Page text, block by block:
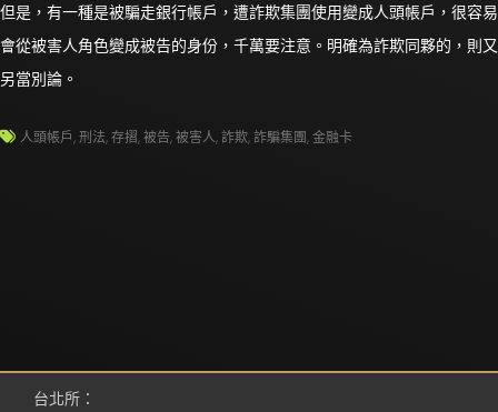
但是，有一種是被騙走銀行帳戶，遭詐欺集團使用變成人頭帳戶，很容易
會從被害人角色變成被告的身份，千萬要注意。明確為詐欺同夥的，則又
另當別論。
人頭帳戶,刑法,存摺,被告,被害人,詐欺,詐騙集團,金融卡
台北所：